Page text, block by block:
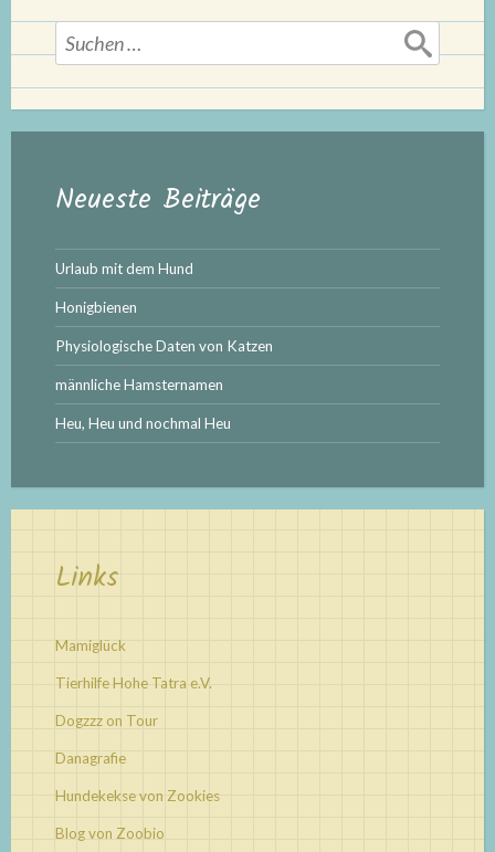
Suchen
nach:
Neueste Beiträge
Urlaub mit dem Hund
Honigbienen
Physiologische Daten von Katzen
männliche Hamsternamen
Heu, Heu und nochmal Heu
Links
Mamiglück
Tierhilfe Hohe Tatra e.V.
Dogzzz on Tour
Danagrafie
Hundekekse von Zookies
Blog von Zoobio